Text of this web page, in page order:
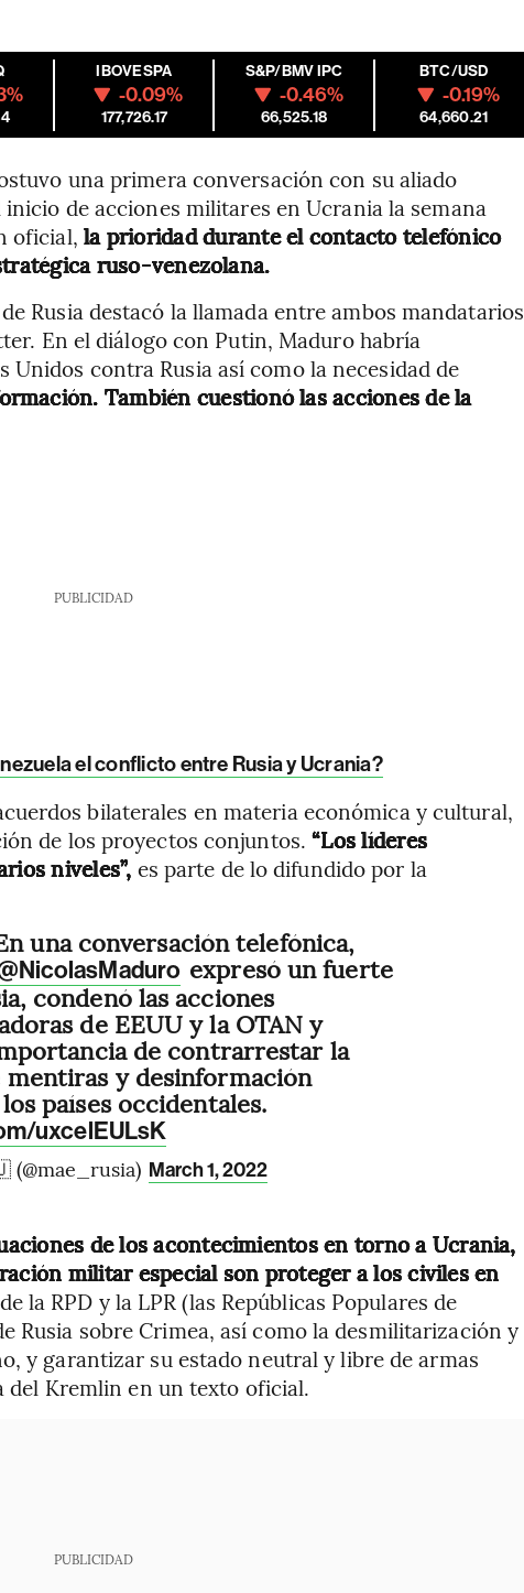
IBOVESPA
-0.09%
177,726.17
S&P/BMV IPC
-0.46%
66,525.18
BTC/USD
-0.19%
64,660.21
una primera conversación con su aliado
de acciones militares en Ucrania la semana
oficial, la prioridad durante el contacto telefónico
ruso-venezolana.
Rusia destacó la llamada entre ambos mandatarios
En el diálogo con Putin, Maduro habría
Unidos contra Rusia así como la necesidad de
También cuestionó las acciones de la
PUBLICIDAD
el conflicto entre Rusia y Ucrania?
bilaterales en materia económica y cultural,
de los proyectos conjuntos. “Los líderes
niveles”, es parte de lo difundido por la
conversación telefónica,
expresó un fuerte
condenó las acciones
de EEUU y la OTAN y
de contrarrestar la
mentiras y desinformación
países occidentales.
uxcelEULsK
March 1, 2022
de los acontecimientos en torno a Ucrania,
militar especial son proteger a los civiles en
la RPD y la LPR (las Repúblicas Populares de
Rusia sobre Crimea, así como la desmilitarización y
y garantizar su estado neutral y libre de armas
del Kremlin en un texto oficial.
PUBLICIDAD